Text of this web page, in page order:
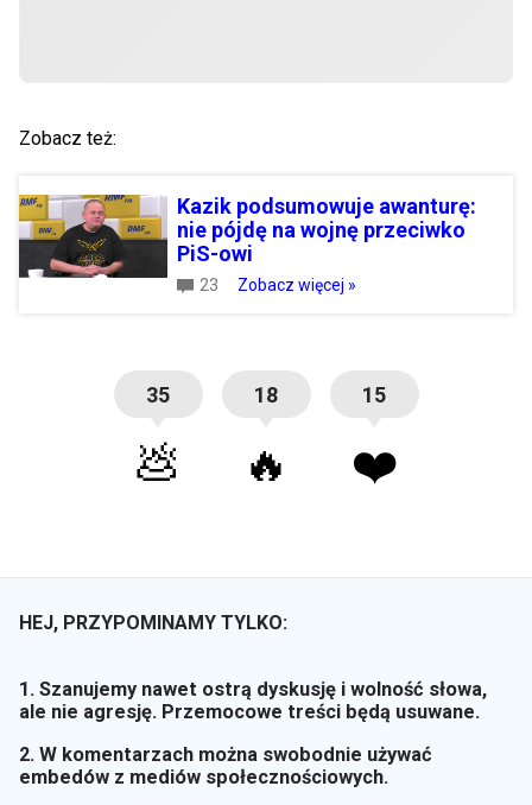
Zobacz też:
Kazik podsumowuje awanturę:
nie pójdę na wojnę przeciwko
PiS-owi
23 Zobacz więcej »
35
💩
18
🔥
15
❤️
HEJ, PRZYPOMINAMY TYLKO:
1. Szanujemy nawet ostrą dyskusję i wolność słowa,
ale nie agresję. Przemocowe treści będą usuwane.
2. W komentarzach można swobodnie używać
embedów z mediów społecznościowych.